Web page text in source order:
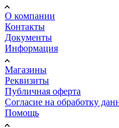
О компании
Контакты
Документы
Информация
Магазины
Реквизиты
Публичная оферта
Согласие на обработку
Помощь